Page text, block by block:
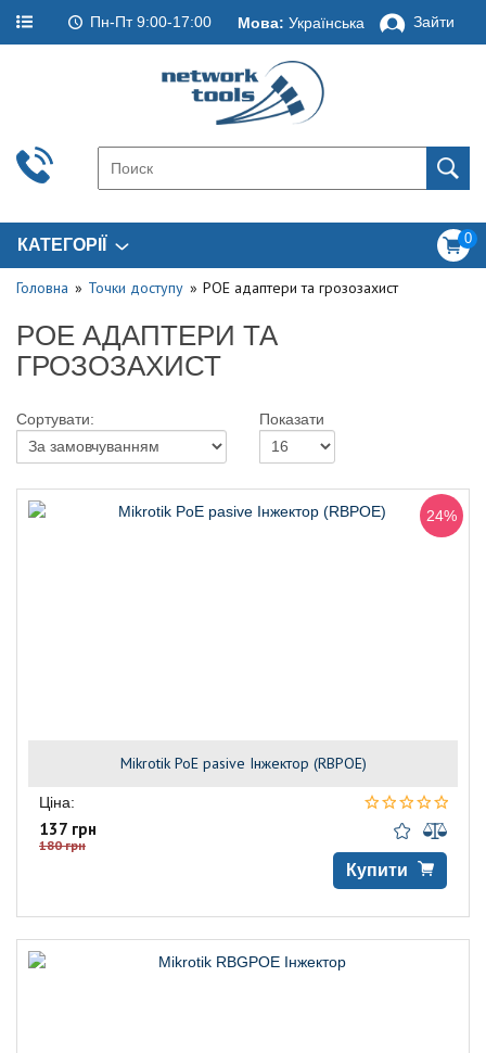
Пн-Пт 9:00-17:00 Мова: Українська Зайти
КАТЕГОРІЇ 0
Головна Точки доступу POE адаптери та грозозахист
POE АДАПТЕРИ ТА
ГРОЗОЗАХИСТ
Сортувати: Показати
24%
Mikrotik PoE pasive Інжектор (RBPOE)
Ціна:
137 грн
180 грн
Купити